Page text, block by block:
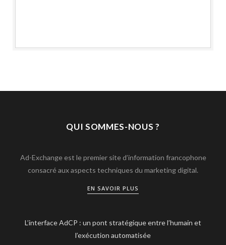
QUI SOMMES-NOUS ?
Ad-Exchange est le premier site d’information francophone
consacré aux aspects techniques du marketing digital.
EN SAVOIR PLUS
L’interface AdCP : un pont stratégique entre l’humain et
l’exécution automatisée